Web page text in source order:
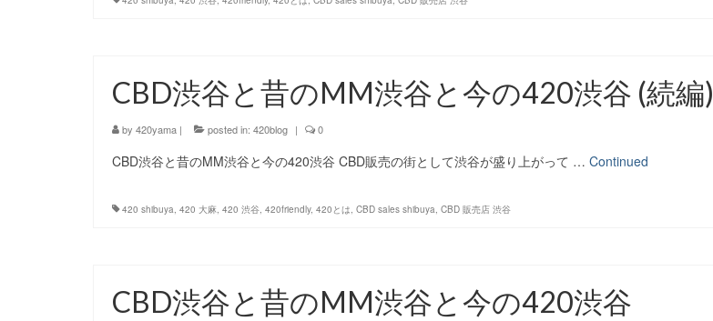
CBD渋谷と昔のMM渋谷と今の420渋谷 (続編)
by 420yama | posted in: 420blog | 0
CBD渋谷と昔のMM渋谷と今の420渋谷 CBD販売の街として渋谷が盛り上がって … Continued
420 shibuya, 420 大麻, 420 渋谷, 420friendly, 420とは, CBD sales shibuya, CBD 販売店 渋谷
CBD渋谷と昔のMM渋谷と今の420渋谷